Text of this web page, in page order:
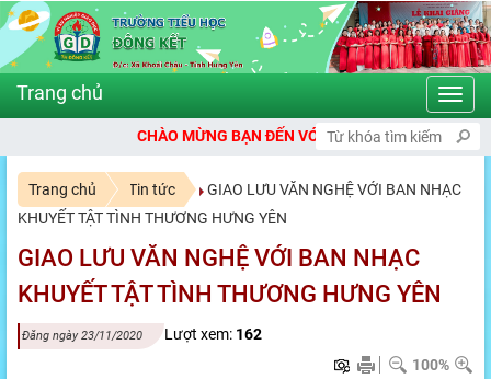
MỪNG BẠN ĐẾN VỚI CỔNG THÔNG TIN ĐIỆN TỬ TRƯỜNG TIỂU
Trang chủ Tin tức
GIAO LƯU VĂN NGHỆ VỚI BAN NHẠC
KHUYẾT TẬT TÌNH THƯƠNG HƯNG YÊN
GIAO LƯU VĂN NGHỆ VỚI BAN NHẠC
KHUYẾT TẬT TÌNH THƯƠNG HƯNG YÊN
Đăng ngày 23/11/2020 Lượt xem: 162
100%